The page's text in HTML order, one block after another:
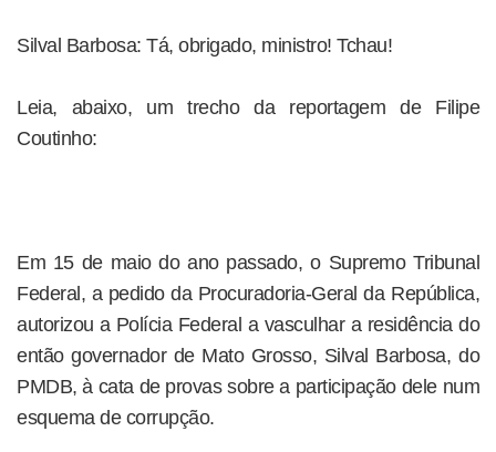
Silval Barbosa: Tá, obrigado, ministro! Tchau!
Leia, abaixo, um trecho da reportagem de Filipe
Coutinho:
Em 15 de maio do ano passado, o Supremo Tribunal
Federal, a pedido da Procuradoria-­Geral da República,
autorizou a Polícia Federal a vasculhar a residência do
então governador de Mato Grosso, Silval Barbosa, do
PMDB, à cata de provas sobre a participação dele num
esquema de corrupção.